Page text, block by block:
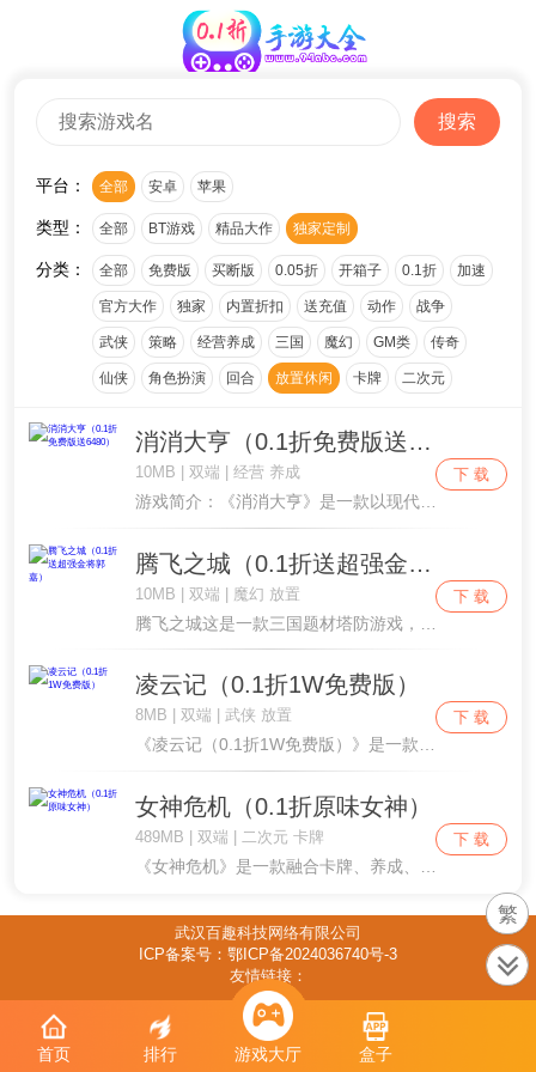
搜索
平台： 全部 安卓 苹果
类型： 全部 BT游戏 精品大作 独家定制
分类： 全部 免费版 买断版 0.05折 开箱子 0.1折 加速
官方大作 独家 内置折扣 送充值 动作 战争
武侠 策略 经营养成 三国 魔幻 GM类 传奇
仙侠 角色扮演 回合 放置休闲 卡牌 二次元
消消大亨（0.1折免费版送6480）
10MB | 双端 | 经营 养成 下 载
腾飞之城（0.1折送超强金将郭嘉）
10MB | 双端 | 魔幻 放置 下 载
凌云记（0.1折1W免费版）
8MB | 双端 | 武侠 放置 下 载
女神危机（0.1折原味女神）
489MB | 双端 | 二次元 卡牌 下 载
繁
武汉百趣科技网络有限公司
ICP备案号：鄂ICP备2024036740号-3
友情链接：
首页 排行 游戏大厅 盒子